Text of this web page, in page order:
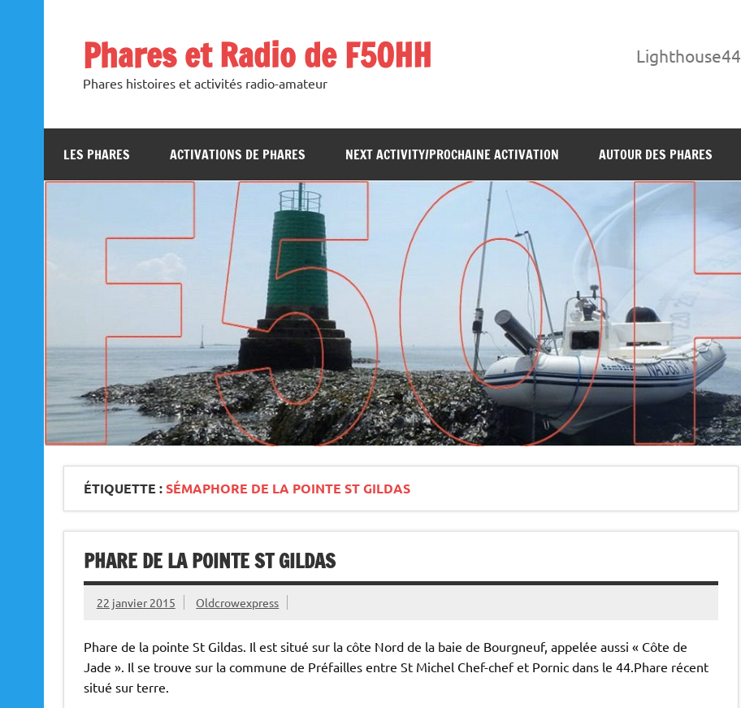
Phares et Radio de F5OHH
Phares histoires et activités radio-amateur
Lighthouse44
LES PHARES ACTIVATIONS DE PHARES NEXT ACTIVITY/PROCHAINE ACTIVATION AUTOUR DES PHARES
ÉTIQUETTE :SÉMAPHORE DE LA POINTE ST GILDAS
PHARE DE LA POINTE ST GILDAS
22 janvier 2015 Oldcrowexpress
Phare de la pointe St Gildas. Il est situé sur la côte Nord de la baie de Bourgneuf, appelée aussi « Côte de
Jade ». Il se trouve sur la commune de Préfailles entre St Michel Chef-chef et Pornic dans le 44.Phare récent
situé sur terre.